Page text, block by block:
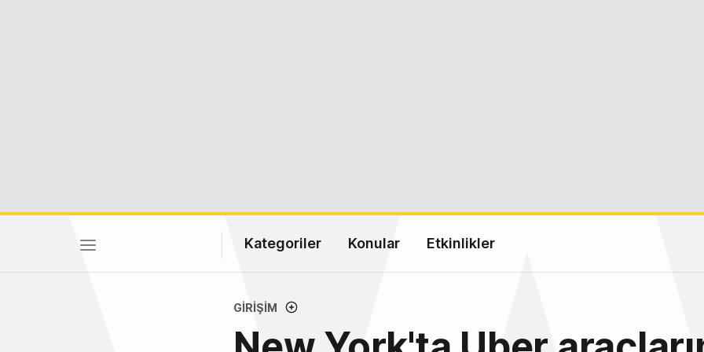
Kategoriler Konular Etkinlikler
GIRIŞIM